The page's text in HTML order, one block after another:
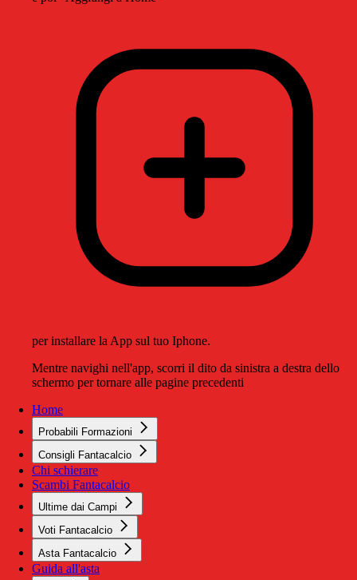
per installare la App sul tuo Iphone.
Mentre navighi nell'app, scorri il dito da sinistra a destra dello
schermo per tornare alle pagine precedenti
Home
Probabili Formazioni
Consigli Fantacalcio
Chi schierare
Scambi Fantacalcio
Ultime dai Campi
Voti Fantacalcio
Asta Fantacalcio
Guida all'asta